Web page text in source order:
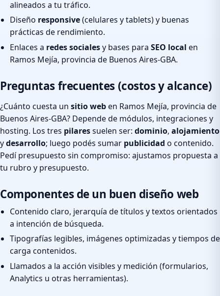
alineados a tu tráfico.
Diseño responsive(celulares y tablets) y buenas
prácticas de rendimiento.
Enlaces a redes socialesy bases para SEO local en
Ramos Mejía, provincia de Buenos Aires-GBA.
Preguntas frecuentes (costos y alcance)
¿Cuánto cuesta un sitio weben Ramos Mejía, provincia de
Buenos Aires-GBA? Depende de módulos, integraciones y
hosting. Los tres pilaressuelen ser: dominio, alojamiento
ydesarrollo; luego podés sumar publicidad o contenido.
Pedí presupuesto sin compromiso: ajustamos propuesta a
tu rubro y presupuesto.
Componentes de un buen diseño web
Contenido claro, jerarquía de títulos y textos orientados
a intención de búsqueda.
Tipografías legibles, imágenes optimizadas y tiempos de
carga contenidos.
Llamados a la acción visibles y medición (formularios,
Analytics u otras herramientas).